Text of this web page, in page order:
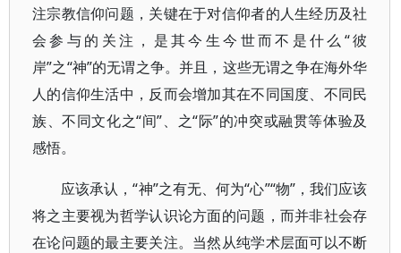
注宗教信仰问题，关键在于对信仰者的人生经历及社
会参与的关注，是其今生今世而不是什么“彼
岸”之“神”的无谓之争。并且，这些无谓之争在海外华
人的信仰生活中，反而会增加其在不同国度、不同民
族、不同文化之“间”、之“际”的冲突或融贯等体验及
感悟。
应该承认，“神”之有无、何为“心”“物”，我们应该
将之主要视为哲学认识论方面的问题，而并非社会存
在论问题的最主要关注。当然从纯学术层面可以不断